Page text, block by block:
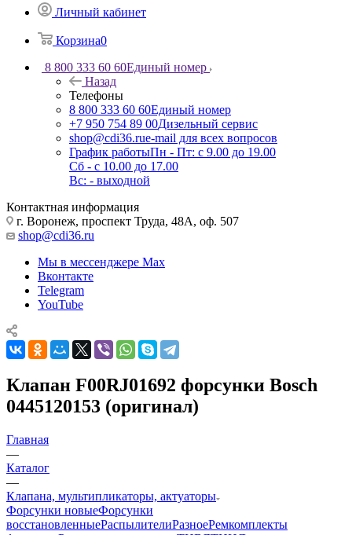
Личный кабинет
Корзина0
8 800 333 60 60Единый номер
Назад
Телефоны
8 800 333 60 60Единый номер
+7 950 754 89 00Дизельный сервис
shop@cdi36.rue-mail для всех вопросов
График работыПн - Пт: с 9.00 до 19.00
Сб - с 10.00 до 17.00
Вс: - выходной
Контактная информация
г. Воронеж, проспект Труда, 48А, оф. 507
shop@cdi36.ru
Мы в мессенджере Max
Вконтакте
Telegram
YouTube
Клапан F00RJ01692 форсунки Bosch
0445120153 (оригинал)
Главная
—
Каталог
—
Клапана, мультипликаторы, актуаторы
Форсунки новыеФорсунки
восстановленныеРаспылителиРазноеРемкомплекты